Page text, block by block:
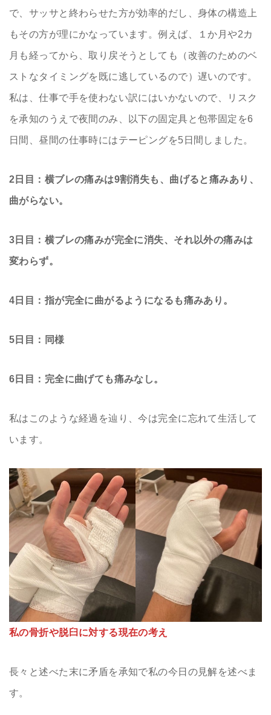
で、サッサと終わらせた方が効率的だし、身体の構造上
もその方が理にかなっています。例えば、１か月や2カ
月も経ってから、取り戻そうとしても（改善のためのベ
ストなタイミングを既に逃しているので）遅いのです。
私は、仕事で手を使わない訳にはいかないので、リスク
を承知のうえで夜間のみ、以下の固定具と包帯固定を6
日間、昼間の仕事時にはテーピングを5日間しました。
2日目：横ブレの痛みは9割消失も、曲げると痛みあり、
曲がらない。
3日目：横ブレの痛みが完全に消失、それ以外の痛みは
変わらず。
4日目：指が完全に曲がるようになるも痛みあり。
5日目：同様
6日目：完全に曲げても痛みなし。
私はこのような経過を辿り、今は完全に忘れて生活して
います。
私の骨折や脱臼に対する現在の考え
長々と述べた末に矛盾を承知で私の今日の見解を述べま
す。